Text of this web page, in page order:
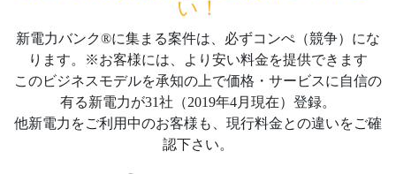
い！
新電力バンク®に集まる案件は、必ずコンぺ（競争）にな
ります。※お客様には、より安い料金を提供できます
このビジネスモデルを承知の上で価格・サービスに自信の
有る新電力が31社（2019年4月現在）登録。
他新電力をご利用中のお客様も、現行料金との違いをご確
認下さい。